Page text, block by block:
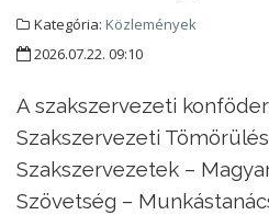
Kategória: Közlemények
2026.07.22. 09:10
A szakszervezeti
Szakszervezeti
Szakszervezetek –
Szövetség –